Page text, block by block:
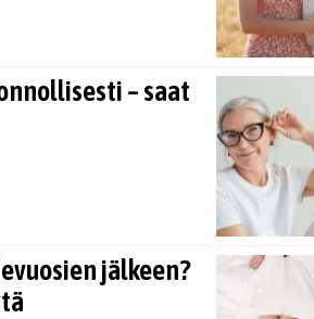
– saat
jälkeen?